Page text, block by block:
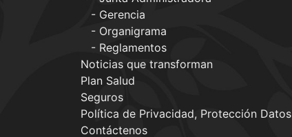
Gerencia
Organigrama
Reglamentos
Noticias que transforman
Plan Salud
Seguros
Política de Privacidad, Protección Datos
Contáctenos